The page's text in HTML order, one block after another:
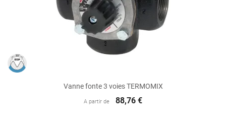
Vanne fonte 3 voies TERMOMIX
A partir de 88,76 €